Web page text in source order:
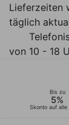
Lieferzeiten
täglich
von 10 - 18
Bis zu
5%
Skonto auf alle